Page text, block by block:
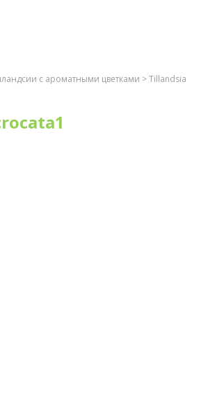
с ароматными цветками > Tillandsia